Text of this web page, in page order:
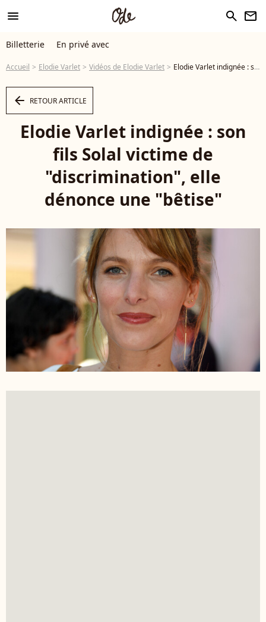
menu search newsletter
Billetterie En privé avec
Accueil Elodie Varlet Vidéos de Elodie Varlet Elodie Varlet indignée : son fils Solal victime de "discrimination", elle dénonce une "bêtise" - Vidéo
arrow_left RETOUR ARTICLE
Elodie Varlet indignée : son
fils Solal victime de
"discrimination", elle
dénonce une "bêtise"